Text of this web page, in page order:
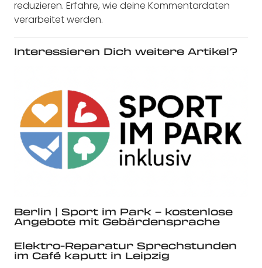
reduzieren. Erfahre, wie deine Kommentardaten
verarbeitet werden.
Interessieren Dich weitere Artikel?
Berlin | Sport im Park – kostenlose
Angebote mit Gebärdensprache
Elektro-Reparatur Sprechstunden
im Café kaputt in Leipzig